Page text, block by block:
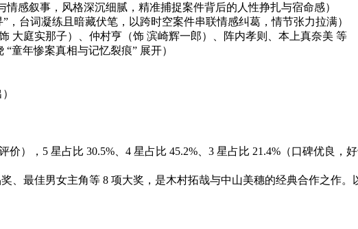
情感叙事，风格深沉细腻，精准捕捉案件背后的人性挣扎与宿命感）
，台词凝练且暗藏伏笔，以跨时空案件串联情感纠葛，情节张力拉满）
大庭实那子）、仲村亨（饰 滨崎辉一郎）、阵内孝则、本上真奈美 等
童年惨案真相与记忆裂痕” 展开）
价），5 星占比 30.5%、4 星占比 45.2%、3 星占比 21.4%（口碑优良
、最佳男女主角等 8 项大奖，是木村拓哉与中山美穗的经典合作之作